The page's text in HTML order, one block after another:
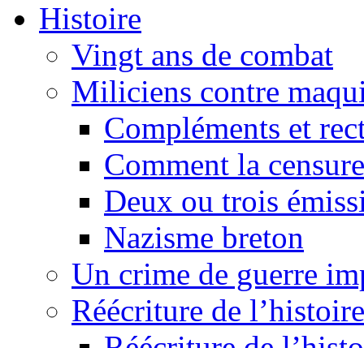
Histoire
Vingt ans de combat
Miliciens contre
Compléments et
Comment la
Deux ou trois
Nazisme breton
Un crime de guerre
Réécriture de